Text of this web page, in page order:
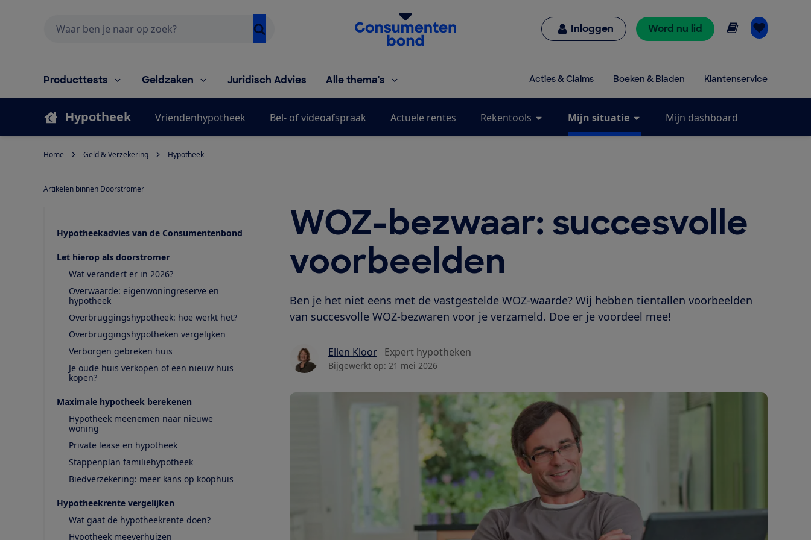
Homepage van de Consumentenbond
Inloggen Word nu lid Online lezen
Producttests Geldzaken Juridisch Advies Alle thema's Acties & Claims Boeken & Bladen Klantenservice
Hypotheek Vriendenhypotheek Bel- of videoafspraak Actuele rentes Rekentools Mijn situatie Mijn dashboard
Home Geld & Verzekering Hypotheek
WOZ-bezwaar: succesvolle
voorbeelden
Ben je het niet eens met de vastgestelde WOZ-waarde? Wij hebben tientallen voorbeelden
van succesvolle WOZ-bezwaren voor je verzameld. Doe er je voordeel mee!
Ellen Kloor Expert hypotheken
Bijgewerkt op: 21 mei 2026
Artikelen binnen Doorstromer
Hypotheekadvies van de Consumentenbond
Let hierop als doorstromer
Wat verandert er in 2026?
Overwaarde: eigenwoningreserve en
hypotheek
Overbruggingshypotheek: hoe werkt het?
Overbruggingshypotheken vergelijken
Verborgen gebreken huis
Je oude huis verkopen of een nieuw huis
kopen?
Maximale hypotheek berekenen
Hypotheek meenemen naar nieuwe
woning
Private lease en hypotheek
Stappenplan familiehypotheek
Biedverzekering: meer kans op koophuis
Hypotheekrente vergelijken
Wat gaat de hypotheekrente doen?
Hypotheek meeverhuizen